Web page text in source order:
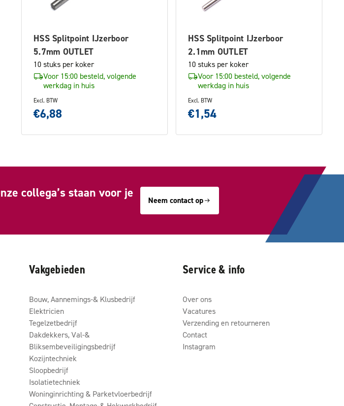
HSS Splitpoint IJzerboor
5.7mm OUTLET
10 stuks per koker
Voor 15:00 besteld, volgende
werkdag in huis
Excl. BTW
€6,88
HSS Splitpoint IJzerboor
2.1mm OUTLET
10 stuks per koker
Voor 15:00 besteld, volgende
werkdag in huis
Excl. BTW
€1,54
collega’s staan voor je
Neem contact op
Vakgebieden
Bouw, Aannemings-& Klusbedrijf
Elektricien
Tegelzetbedrijf
Dakdekkers, Val-&
Bliksembeveiligingsbedrijf
Kozijntechniek
Sloopbedrijf
Isolatietechniek
Woninginrichting & Parketvloerbedrijf
Service & info
Over ons
Vacatures
Verzending en retourneren
Contact
Instagram